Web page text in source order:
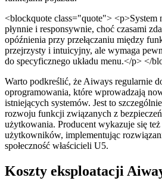
<blockquote class="quote"> <p>System
płynnie i responsywnie, choć czasami
opóźnienia przy przełączaniu między
przejrzysty i intuicyjny, ale wymaga
do specyficznego układu menu.</p> </
Warto podkreślić, że Aiways regularnie
oprogramowania, które wprowadzają
istniejących systemów. Jest to
rozwoju funkcji związanych z
użytkowania. Producent wykazuje się
użytkowników, implementując
społeczność właścicieli U5.
Koszty eksploatacji